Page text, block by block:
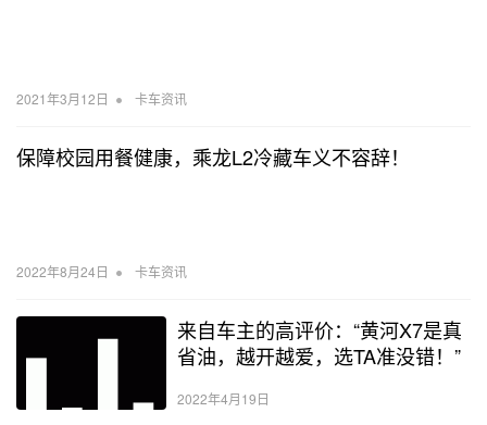
2021年3月12日 • 卡车资讯
保障校园用餐健康，乘龙L2冷藏车义不容辞！
2022年8月24日 • 卡车资讯
来自车主的高评价：“黄河X7是真
省油，越开越爱，选TA准没错！”
2022年4月19日